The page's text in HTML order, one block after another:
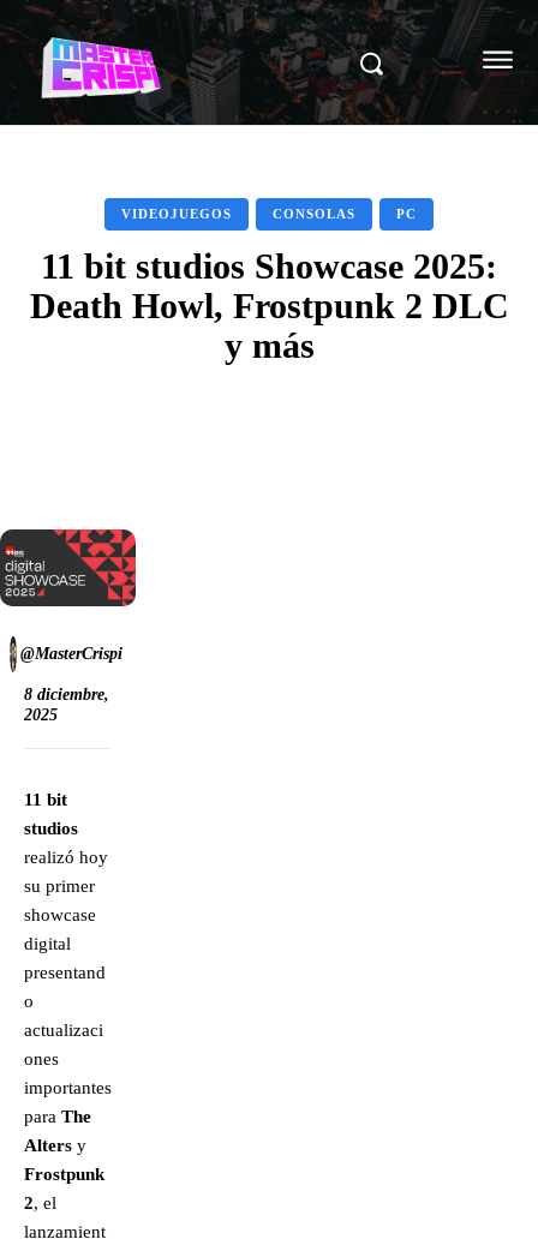
VIDEOJUEGOS CONSOLAS PC
11 bit studios Showcase 2025:
Death Howl, Frostpunk 2 DLC
y más
@MasterCrispi
8 diciembre,
2025
11 bit
studios
realizó hoy
su primer
showcase
digital
presentand
o
actualizaci
ones
importantes
para The
Alters y
Frostpunk
2, el
lanzamient